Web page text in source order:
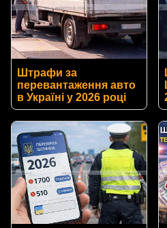
Штрафи за
перевантаження авто
в Україні у 2026 році